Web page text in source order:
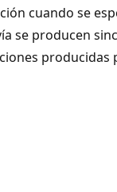
cuando se
se producen
producidas